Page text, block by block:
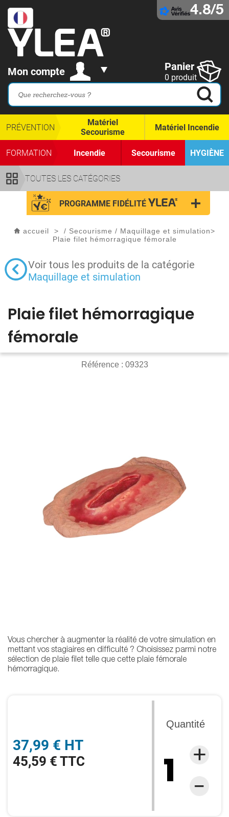
4.8/5
Mon compte Panier
0 produit
TOUTES LES CATÉGORIES
PRÉVENTION
Matériel
Secourisme
Matériel Incendie
FORMATION Incendie Secourisme HYGIÈNE
PROGRAMME FIDÉLITÉ
accueil > / Secourisme / Maquillage et simulation>
Plaie filet hémorragique fémorale
Voir tous les produits de la catégorie
Maquillage et simulation
Plaie filet hémorragique
fémorale
Référence : 09323
37,99 € HT
45,59 € TTC
Quantité
Vous chercher à augmenter la réalité de votre simulation en
mettant vos stagiaires en difficulté ? Choisissez parmi notre
sélection de plaie filet telle que cette plaie fémorale
hémorragique.